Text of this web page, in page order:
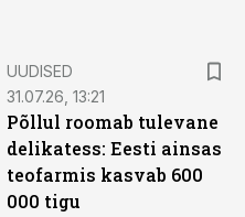
UUDISED
31.07.26, 13:21
Põllul roomab tulevane
delikatess: Eesti ainsas
teofarmis kasvab 600
000 tigu